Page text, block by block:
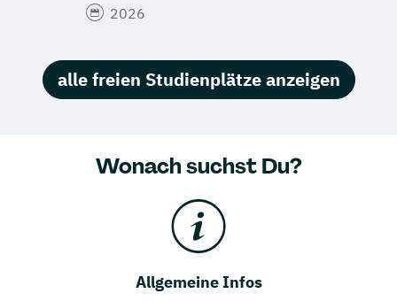
2026
alle freien Studienplätze anzeigen
Wonach suchst Du?
Allgemeine Infos